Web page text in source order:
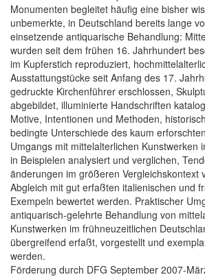
Monu­menten begleitet häufig eine bisher
unbemerkte, in Deutschland bereits lange
einsetzende antiquarische Behandlung:
wurden seit dem frühen 16. Jahr­hundert
im Kupfer­stich reproduziert,
Aus­stattungstücke seit Anfang des 17.
gedruckte Kirchen­führer erschlossen,
abgebildet, illuminierte Hand­schriften
Motive, Intentionen und Me­thoden,
bedingte Unter­schiede des kaum
Umgangs mit mittel­alterlichen Kunst­werken
in Bei­spielen analysiert und verglichen,
änderungen im größeren Vergleichs­kontext
Abgleich mit gut erfaßten italienischen und
Exempeln bewertet werden. Praktischer
antiquarisch-gelehrte Behandlung von
Kunstwerken im frühneu­zeitlichen
übergreifend erfaßt, vorgestellt und
werden.
Förderung durch DFG September 2007-